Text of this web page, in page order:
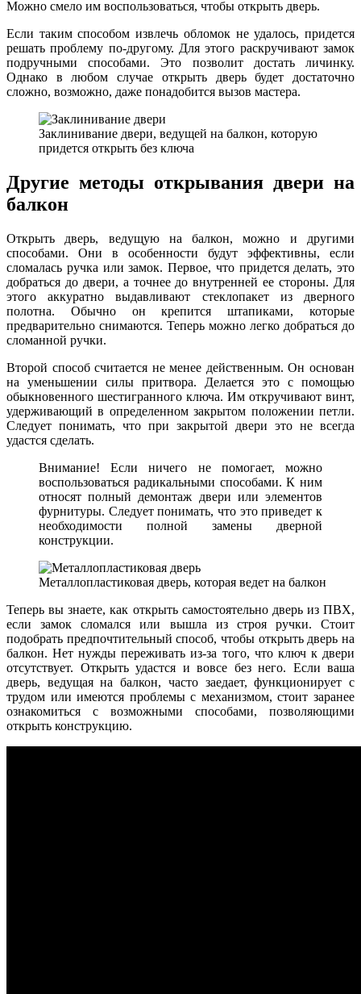
Можно смело им воспользоваться, чтобы открыть дверь.
Если таким способом извлечь обломок не удалось, придется
решать проблему по-другому. Для этого раскручивают замок
подручными способами. Это позволит достать личинку.
Однако в любом случае открыть дверь будет достаточно
сложно, возможно, даже понадобится вызов мастера.
Заклинивание двери, ведущей на балкон, которую
придется открыть без ключа
Другие методы открывания двери на
балкон
Открыть дверь, ведущую на балкон, можно и другими
способами. Они в особенности будут эффективны, если
сломалась ручка или замок. Первое, что придется делать, это
добраться до двери, а точнее до внутренней ее стороны. Для
этого аккуратно выдавливают стеклопакет из дверного
полотна. Обычно он крепится штапиками, которые
предварительно снимаются. Теперь можно легко добраться до
сломанной ручки.
Второй способ считается не менее действенным. Он основан
на уменьшении силы притвора. Делается это с помощью
обыкновенного шестигранного ключа. Им откручивают винт,
удерживающий в определенном закрытом положении петли.
Следует понимать, что при закрытой двери это не всегда
удастся сделать.
Внимание! Если ничего не помогает, можно
воспользоваться радикальными способами. К ним
относят полный демонтаж двери или элементов
фурнитуры. Следует понимать, что это приведет к
необходимости полной замены дверной
конструкции.
Металлопластиковая дверь, которая ведет на балкон
Теперь вы знаете, как открыть самостоятельно дверь из ПВХ,
если замок сломался или вышла из строя ручки. Стоит
подобрать предпочтительный способ, чтобы открыть дверь на
балкон. Нет нужды переживать из-за того, что ключ к двери
отсутствует. Открыть удастся и вовсе без него. Если ваша
дверь, ведущая на балкон, часто заедает, функционирует с
трудом или имеются проблемы с механизмом, стоит заранее
ознакомиться с возможными способами, позволяющими
открыть конструкцию.